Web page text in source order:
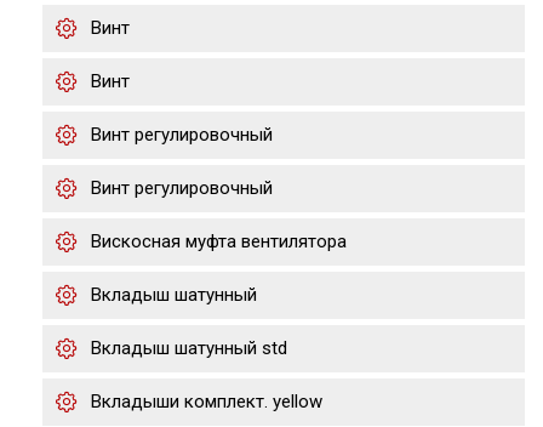
Винт
Винт
Винт регулировочный
Винт регулировочный
Вискосная муфта вентилятора
Вкладыш шатунный
Вкладыш шатунный std
Вкладыши комплект. yellow